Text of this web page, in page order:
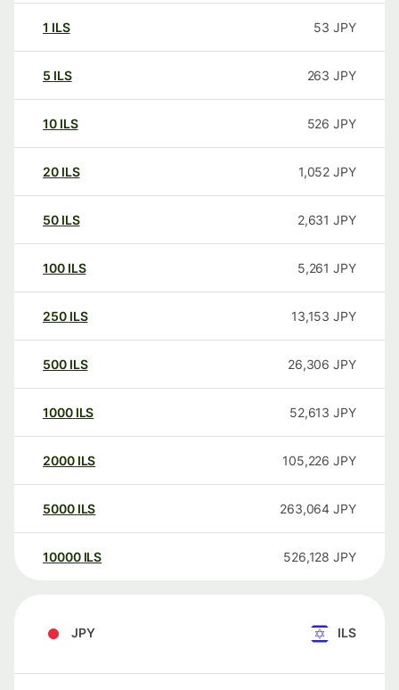
1 ILS 53 JPY
5 ILS 263 JPY
10 ILS 526 JPY
20 ILS 1,052 JPY
50 ILS 2,631 JPY
100 ILS 5,261 JPY
250 ILS 13,153 JPY
500 ILS 26,306 JPY
1000 ILS 52,613 JPY
2000 ILS 105,226 JPY
5000 ILS 263,064 JPY
10000 ILS 526,128 JPY
JPY ILS